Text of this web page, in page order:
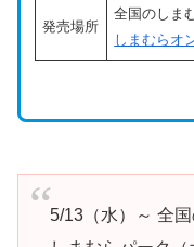
発売場所
全国のしま
しまむらオ
5/13（水）～ 全